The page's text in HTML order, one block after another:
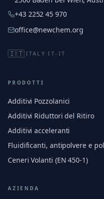
+43 2252 45 970
office@newchem.org
🇮🇹 ITALY ·IT-IT
PRODOTTI
Additivi Pozzolanici
Additivi Riduttori del Ritiro
Additivi acceleranti
Fluidificanti, antipolvere e
Ceneri Volanti (EN 450-1)
AZIENDA